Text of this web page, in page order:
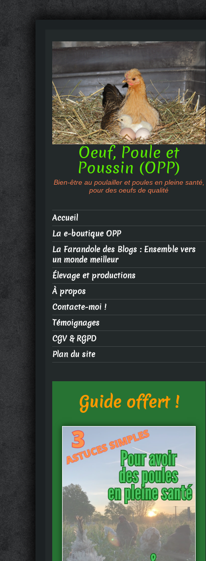
Oeuf, Poule et
Poussin (OPP)
Bien-être au poulailler et poules en pleine santé,
pour des oeufs de qualité
Accueil
La e-boutique OPP
La Farandole des Blogs : Ensemble vers
un monde meilleur
Élevage et productions
À propos
Contacte-moi !
Témoignages
CGV & RGPD
Plan du site
Guide offert !